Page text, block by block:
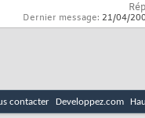
Dernier message: 21/04/
contacter Developpez.com